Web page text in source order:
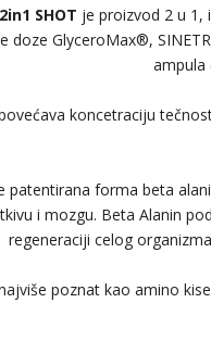
SHOT je proizvod 2 u 1,
doze GlyceroMax®,
ampula
koncetraciju
patentirana forma beta
i mozgu. Beta Alanin
regeneraciji celog
poznat kao amino